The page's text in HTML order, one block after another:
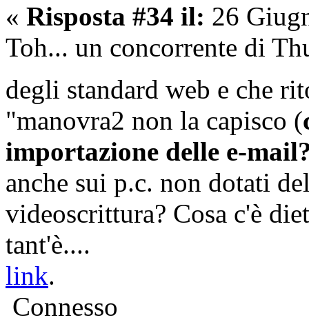
« Risposta #34 il: 26
Toh... un concorrente di
degli standard web e che
"manovra2 non la capisco (
importazione delle e-
anche sui p.c. non dotati
videoscrittura? Cosa c'è
tant'è....
link.
Connesso